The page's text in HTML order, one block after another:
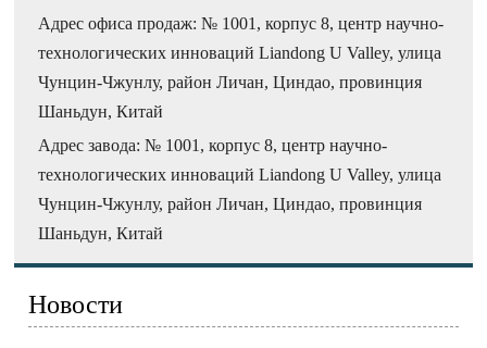
Адрес офиса продаж: № 1001, корпус 8, центр научно-
технологических инноваций Liandong U Valley, улица
Чунцин-Чжунлу, район Личан, Циндао, провинция
Шаньдун, Китай
Адрес завода: № 1001, корпус 8, центр научно-
технологических инноваций Liandong U Valley, улица
Чунцин-Чжунлу, район Личан, Циндао, провинция
Шаньдун, Китай
Новости